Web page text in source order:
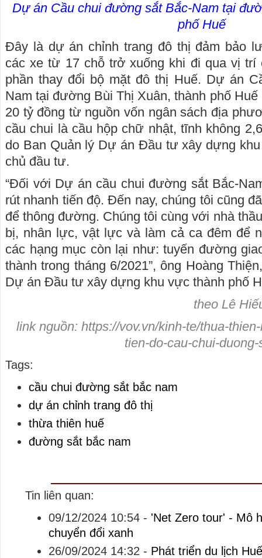
Dự án Cầu chui đường sắt Bắc-Nam tại
phố Huế
Đây là dự án chỉnh trang đô thị đảm bảo
các xe từ 17 chỗ trở xuống khi đi qua vị trí
phần thay đổi bộ mặt đô thị Huế. Dự án
Nam tại đường Bùi Thị Xuân, thành phố
20 tỷ đồng từ nguồn vốn ngân sách địa
cầu chui là cầu hộp chữ nhật, tĩnh không
do Ban Quản lý Dự án Đầu tư xây dựng
chủ đầu tư.
“Đối với Dự án cầu chui đường sắt Bắc-
rút nhanh tiến độ. Đến nay, chúng tôi cũng
để thông đường. Chúng tôi cùng với nhà
bị, nhân lực, vật lực và làm cả ca đêm để
các hạng mục còn lại như: tuyến đường
thành trong tháng 6/2021”, ông Hoàng
Dự án Đầu tư xây dựng khu vực thành phố
theo Lê
link nguồn: https://vov.vn/kinh-te/thua-
tien-do-cau-chui-
Tags:
cầu chui đường sắt bắc nam
dự án chỉnh trang đô thị
thừa thiên huế
đường sắt bắc nam
Tin liên quan:
09/12/2024 10:54- 'Net Zero tour' - Mô
chuyển đổi xanh
26/09/2024 14:32 - Phát triển du lịch